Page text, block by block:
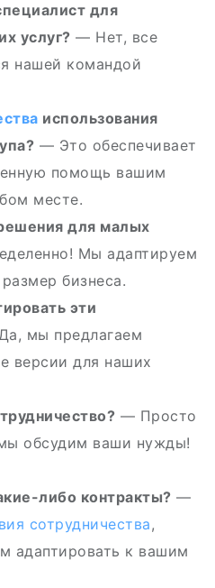
для
услуг? — Нет, все
нашей командой
использования
— Это обеспечивает
помощь вашим
месте.
для малых
Мы адаптируем
бизнеса.
эти
мы предлагаем
версии для наших
— Просто
обсудим ваши нужды!
либо контракты? —
сотрудничества,
адаптировать к вашим